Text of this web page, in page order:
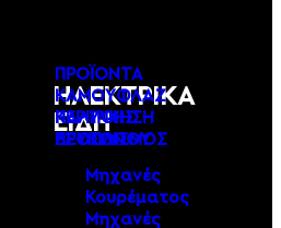
ΗΛΕΚΤΡΙΚΑ
ΕΙΔΗ
Μηχανές
Κουρέματος
Μηχανές
ΕΞΟΠΛΙΣΜΟΣ
ΠΕΡΙΠΟΙΗΣΗ
ΠΡΟΣΩΠΟΥ
ΠΡΟΪΟΝΤΑ
ΚΑΜΟΥΦΛΑΖ
ΚΑΛΥΨΗΣ
ΛΕΥΚΩΝ